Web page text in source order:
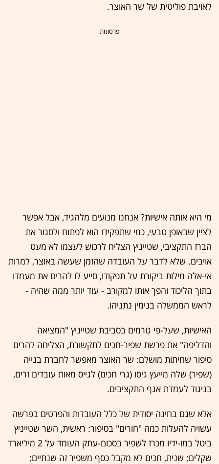
לאויבת פוליטית של שר האוצר.
- פרסומת -
מי היא אותה אישיות? אנחנו מנועים מלהגיד, אבל אפשר
לציין שבאופן טבעי, כמי שתפקידו הוא לפתוח ולסגור את
הברז התקציבי, שטייניץ הצליח לרכוש לעצמו לא מעט
אויבים. שלא לדבר על העובדה שהזמן שעשה באוצר, למרות
אי-אלה מילות ביקורת על תפקודו, סייע לו להרים את מעמדו
בתוך הליכוד והפך אותו למקורב - עוד יותר ממה שהיה -
לראש הממשלה בנימין נתניהו.
האישיות, שעל-פי גורמים בסביבת שטייניץ "המציאה
והדליפה" את פרשת שפיר-חכים לתקשורת, הצליחה להרים
סיפור שחיתות מושלם: שר האוצר מאפשר לחברת בנייה
(שפיר) שלה מייעץ גיסו (גרי חכים) לגייס מאות עובדים זרים,
בניגוד לעמדת אגף התקציבים.
אלא שגם בחינה יסודית של כלל העובדות והפרטים בפרשה
עשויה להעלות כמה "חורים" בסיפור: ראשית, השר שטייניץ
ביטל במו-ידיו מכרז לשפיר בסכום-עתק העומד על 2 מיליארד
שקלים; שנית, חכים לא מקבל כסף משפיר זה שנתיים;